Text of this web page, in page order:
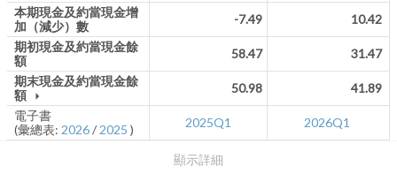
顯示詳細
本期現金及約當現金增
加（減少）數
-7.49
10.42
期初現金及約當現金餘
額
58.47
31.47
期末現金及約當現金餘
額 arrow_drop_down
50.98
41.89
電子書
(彙總表: 2026/ 2025 ) 2025Q1 2026Q1